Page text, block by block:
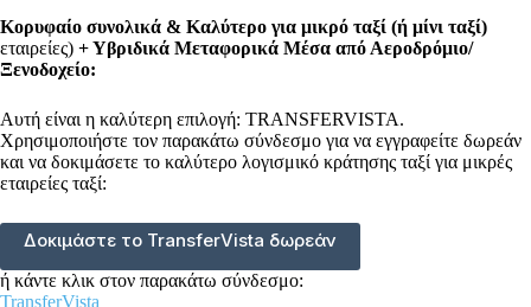
Κορυφαίο συνολικά & Καλύτερο για μικρό ταξί (ή μίνι ταξί)
εταιρείες) + Υβριδικά Μεταφορικά Μέσα από Αεροδρόμιο/
Ξενοδοχείο:
Αυτή είναι η καλύτερη επιλογή: TRANSFERVISTA.
Χρησιμοποιήστε τον παρακάτω σύνδεσμο για να εγγραφείτε δωρεάν
και να δοκιμάσετε το καλύτερο λογισμικό κράτησης ταξί για μικρές
εταιρείες ταξί:
Δοκιμάστε το TransferVista δωρεάν
ή κάντε κλικ στον παρακάτω σύνδεσμο:
TransferVista